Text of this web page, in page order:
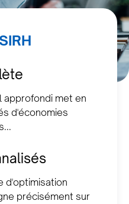
approfondi met en
d'économies
d'optimisation
précisément sur